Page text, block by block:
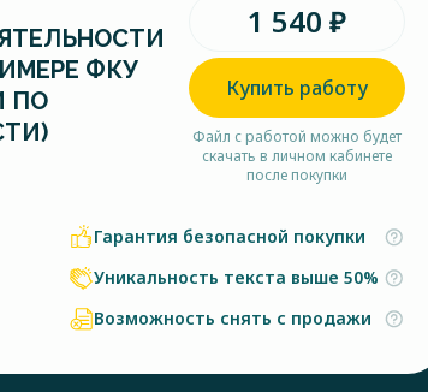
ФКУ
ПО
1 540 ₽
Купить работу
Файл с работой можно будет
скачать в личном кабинете
после покупки
Гарантия безопасной покупки
Уникальность текста выше 50%
Возможность снять с продажи